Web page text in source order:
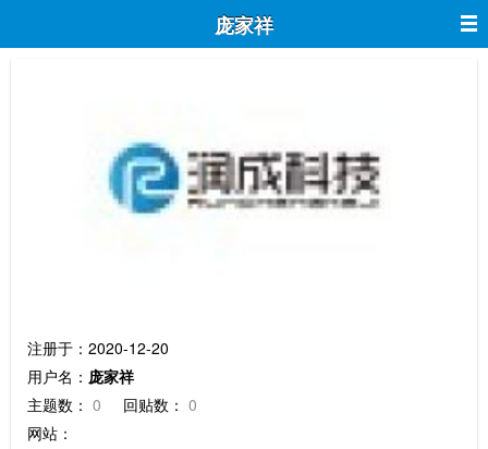
庞家祥
注册于：2020-12-20
用户名： 庞家祥
主题数： 0 回贴数： 0
网站：